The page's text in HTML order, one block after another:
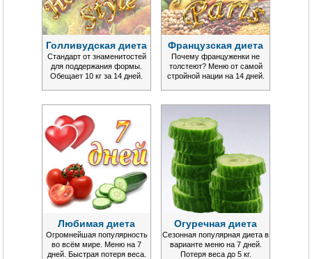
Голливудская диета
Стандарт от знаменитостей
для поддержания формы.
Обещает 10 кг за 14 дней.
Французская диета
Почему француженки не
толстеют? Меню от самой
стройной нации на 14 дней.
Любимая диета
Огромнейшая популярность
во всём мире. Меню на 7
дней. Быстрая потеря веса.
Огуречная диета
Сезонная популярная диета в
варианте меню на 7 дней.
Потеря веса до 5 кг.